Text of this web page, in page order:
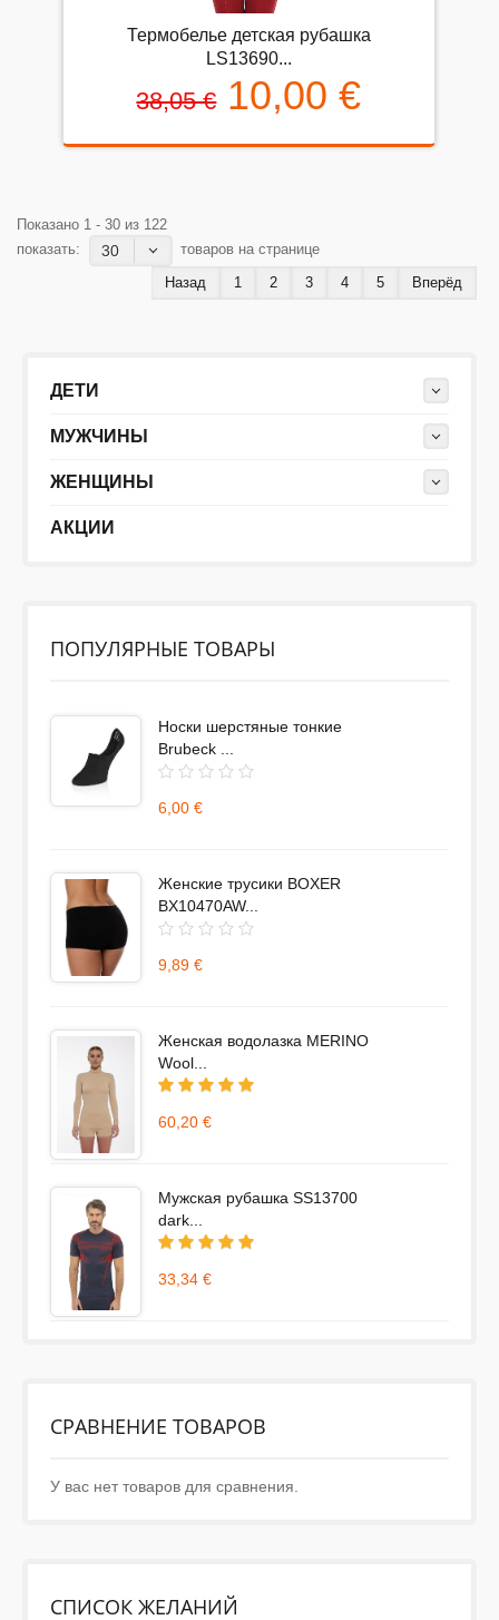
Термобелье детская рубашка
LS13690...
38,05 € 10,00 €
Показано 1 - 30 из 122
показать:
30
товаров на странице
Назад
1 2 3 4 5 Вперёд
ДЕТИ
МУЖЧИНЫ
ЖЕНЩИНЫ
АКЦИИ
ПОПУЛЯРНЫЕ ТОВАРЫ
Носки шерстяные тонкие
Brubeck ...
6,00 €
Женские трусики BOXER
BX10470AW...
9,89 €
Женская водолазка MERINO
Wool...
60,20 €
Мужская рубашка SS13700
dark...
33,34 €
СРАВНЕНИЕ ТОВАРОВ
У вас нет товаров для сравнения.
СПИСОК ЖЕЛАНИЙ